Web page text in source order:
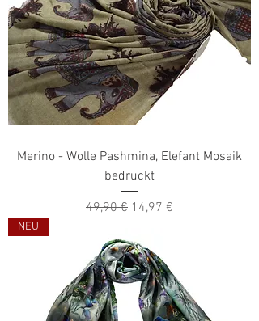
Merino - Wolle Pashmina, Elefant Mosaik
bedruckt
Standardpreis
49,90 € Sale-Preis
14,97 €
NEU